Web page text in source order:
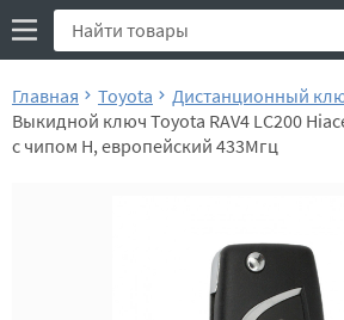
Главная Toyota Дистанционный
Выкидной ключ Toyota RAV4 LC200
с чипом H, европейский 433Мгц